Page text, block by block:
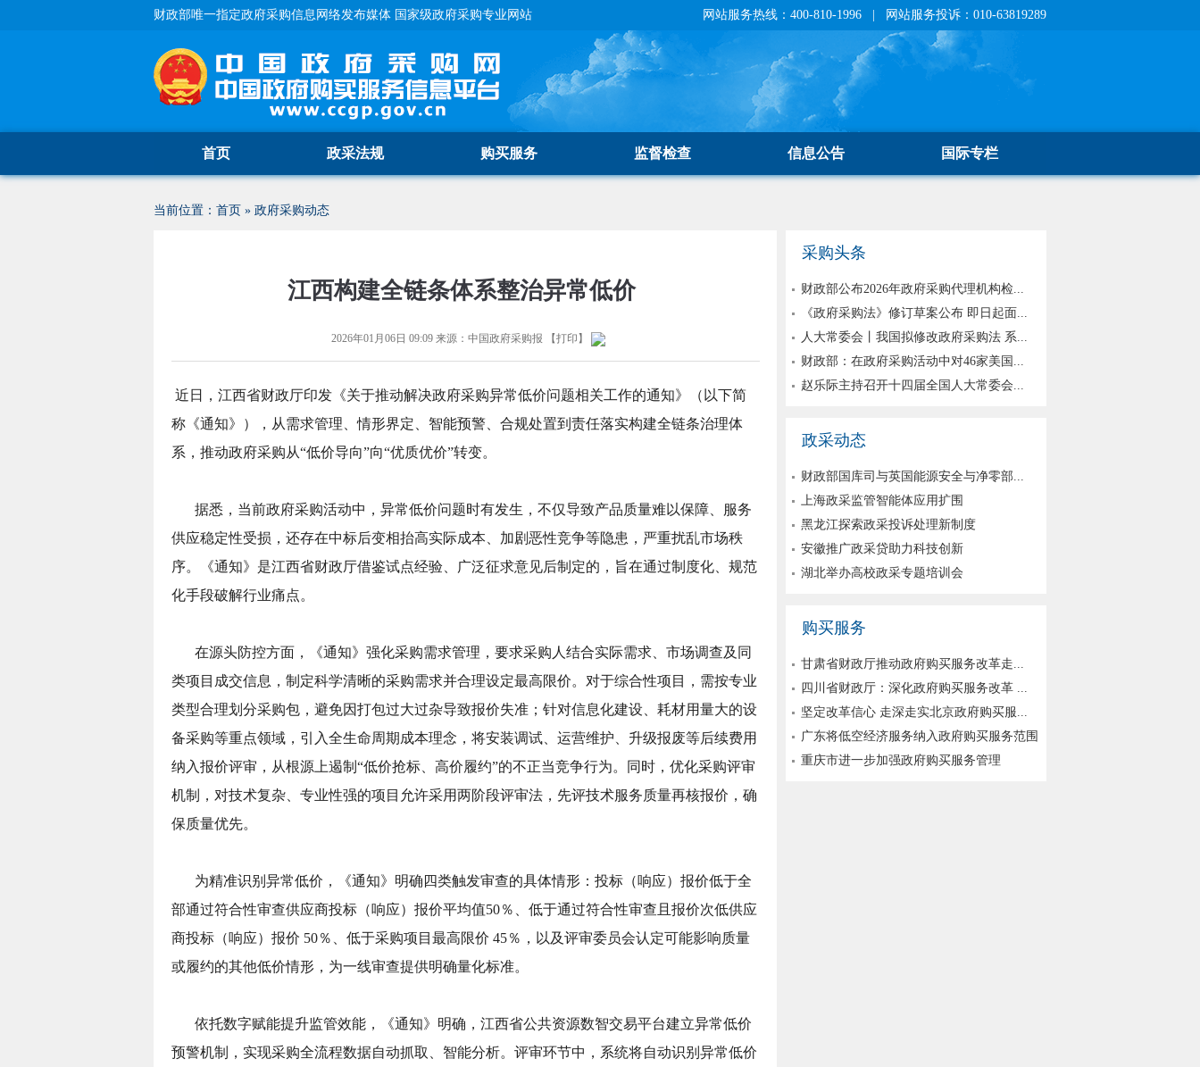
财政部唯一指定政府采购信息网络发布媒体 国家级政府采购专业网站 网站服务热线：400-810-1996 | 网站服务投诉：010-63819289
首页 政采法规 购买服务 监督检查 信息公告 国际专栏
当前位置： 首页 » 政府采购动态
江西构建全链条体系整治异常低价
2026年01月06日 09:09来源： 中国政府采购报 【打印 】
近日，江西省财政厅印发《关于推动解决政府采购异常低价问题相关工作的通知》（以下简
称《通知》），从需求管理、情形界定、智能预警、合规处置到责任落实构建全链条治理体
系，推动政府采购从“低价导向”向“优质优价”转变。
据悉，当前政府采购活动中，异常低价问题时有发生，不仅导致产品质量难以保障、服务
供应稳定性受损，还存在中标后变相抬高实际成本、加剧恶性竞争等隐患，严重扰乱市场秩
序。《通知》是江西省财政厅借鉴试点经验、广泛征求意见后制定的，旨在通过制度化、规范
化手段破解行业痛点。
在源头防控方面，《通知》强化采购需求管理，要求采购人结合实际需求、市场调查及同
类项目成交信息，制定科学清晰的采购需求并合理设定最高限价。对于综合性项目，需按专业
类型合理划分采购包，避免因打包过大过杂导致报价失准；针对信息化建设、耗材用量大的设
备采购等重点领域，引入全生命周期成本理念，将安装调试、运营维护、升级报废等后续费用
纳入报价评审，从根源上遏制“低价抢标、高价履约”的不正当竞争行为。同时，优化采购评审
机制，对技术复杂、专业性强的项目允许采用两阶段评审法，先评技术服务质量再核报价，确
保质量优先。
为精准识别异常低价，《通知》明确四类触发审查的具体情形：投标（响应）报价低于全
部通过符合性审查供应商投标（响应）报价平均值50％、低于通过符合性审查且报价次低供应
商投标（响应）报价 50％、低于采购项目最高限价 45％，以及评审委员会认定可能影响质量
或履约的其他低价情形，为一线审查提供明确量化标准。
依托数字赋能提升监管效能，《通知》明确，江西省公共资源数智交易平台建立异常低价
预警机制，实现采购全流程数据自动抓取、智能分析。评审环节中，系统将自动识别异常低价
采购头条
财政部公布2026年政府采购代理机构检...
《政府采购法》修订草案公布 即日起面...
人大常委会丨我国拟修改政府采购法 系...
财政部：在政府采购活动中对46家美国...
赵乐际主持召开十四届全国人大常委会...
政采动态
财政部国库司与英国能源安全与净零部...
上海政采监管智能体应用扩围
黑龙江探索政采投诉处理新制度
安徽推广政采贷助力科技创新
湖北举办高校政采专题培训会
购买服务
甘肃省财政厅推动政府购买服务改革走...
四川省财政厅：深化政府购买服务改革 ...
坚定改革信心 走深走实北京政府购买服...
广东将低空经济服务纳入政府购买服务范围
重庆市进一步加强政府购买服务管理